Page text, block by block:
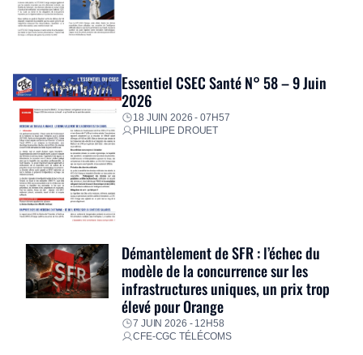
Essentiel CSEC Santé N° 58 – 9 Juin
2026
18 JUIN 2026 - 07H57
PHILLIPE DROUET
Démantèlement de SFR : l’échec du
modèle de la concurrence sur les
infrastructures uniques, un prix trop
élevé pour Orange
7 JUIN 2026 - 12H58
CFE-CGC TÉLÉCOMS